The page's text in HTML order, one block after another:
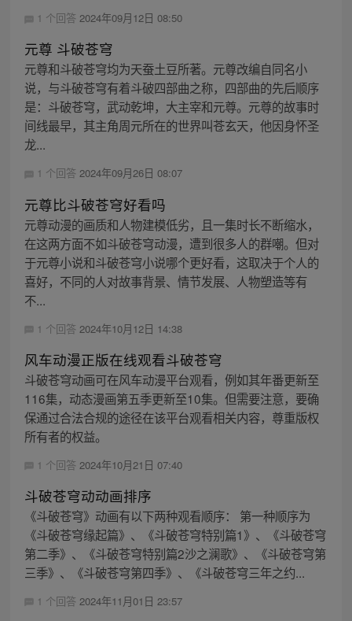
1 个回答 2024年09月12日 08:50
元尊 斗破苍穹
元尊和斗破苍穹均为天蚕土豆所著。元尊改编自同名小
说，与斗破苍穹有着斗破四部曲之称，四部曲的先后顺序
是：斗破苍穹，武动乾坤，大主宰和元尊。元尊的故事时
间线最早，其主角周元所在的世界叫苍玄天，他因身怀圣
龙...
1 个回答 2024年09月26日 08:07
元尊比斗破苍穹好看吗
元尊动漫的画质和人物建模低劣，且一集时长不断缩水，
在这两方面不如斗破苍穹动漫，遭到很多人的群嘲。但对
于元尊小说和斗破苍穹小说哪个更好看，这取决于个人的
喜好，不同的人对故事背景、情节发展、人物塑造等有
不...
1 个回答 2024年10月12日 14:38
风车动漫正版在线观看斗破苍穹
斗破苍穹动画可在风车动漫平台观看，例如其年番更新至
116集，动态漫画第五季更新至10集。但需要注意，要确
保通过合法合规的途径在该平台观看相关内容，尊重版权
所有者的权益。
1 个回答 2024年10月21日 07:40
斗破苍穹动动画排序
《斗破苍穹》动画有以下两种观看顺序： 第一种顺序为
《斗破苍穹缘起篇》、《斗破苍穹特别篇1》、《斗破苍穹
第二季》、《斗破苍穹特别篇2沙之澜歌》、《斗破苍穹第
三季》、《斗破苍穹第四季》、《斗破苍穹三年之约...
1 个回答 2024年11月01日 23:57